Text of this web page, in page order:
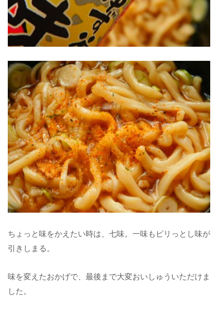
ちょっと味をかえたい時は、七味。一味もピリっとし味が
引きしまる。
味を変えたおかげで、最後まで大変おいしゅういただけま
した。